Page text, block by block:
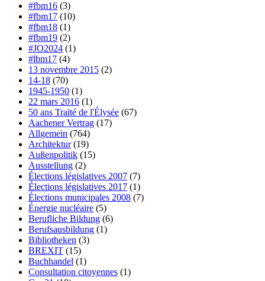
#fbm16 (3)
#fbm17 (10)
#fbm18 (1)
#fbm19 (2)
#JO2024 (1)
#lbm17 (4)
13 novembre 2015 (2)
14-18 (70)
1945-1950 (1)
22 mars 2016 (1)
50 ans Traité de l'Élysée (67)
Aachener Vertrag (17)
Allgemein (764)
Architektur(19)
Außenpolitik (15)
Ausstellung (2)
Élections législatives 2007 (7)
Élections législatives 2017 (1)
Élections municipales 2008 (7)
Énergie nucléaire (5)
Berufliche Bildung (6)
Berufsausbildung (1)
Bibliotheken (3)
BREXIT (15)
Buchhandel (1)
Consultation citoyennes (1)